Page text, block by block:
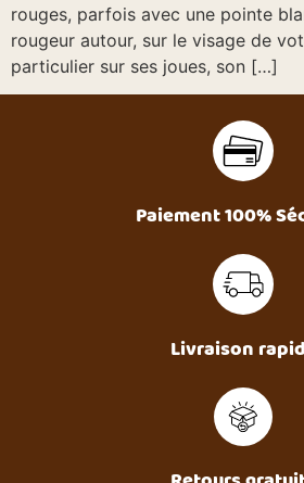
rouges, parfois avec une pointe
rougeur autour, sur le visage de
particulier sur ses joues, son […]
Paiement 100%
Livraison